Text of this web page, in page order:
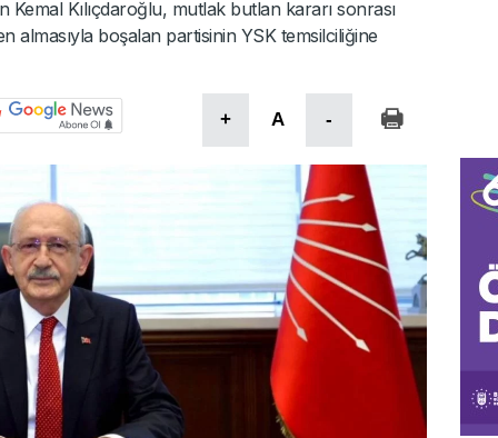
Kemal Kılıçdaroğlu, mutlak butlan kararı sonrası
boşalan partisinin YSK temsilciliğine
+ A -